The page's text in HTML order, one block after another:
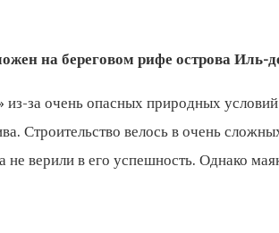
на береговом рифе острова Иль-
за очень опасных природных
Строительство велось в очень
верили в его успешность. Однако